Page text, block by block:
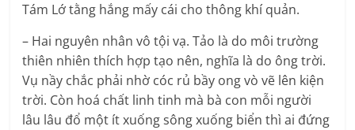
Tám Lớ tằng hắng mấy cái cho thông khí quản.
– Hai nguyên nhân vô tội vạ. Tảo là do môi trường
thiên nhiên thích hợp tạo nên, nghĩa là do ông trời.
Vụ nầy chắc phải nhờ cóc rủ bầy ong vò vẽ lên kiện
trời. Còn hoá chất linh tinh mà bà con mỗi người
lâu lâu đổ một ít xuống sông xuống biển thì ai đứng